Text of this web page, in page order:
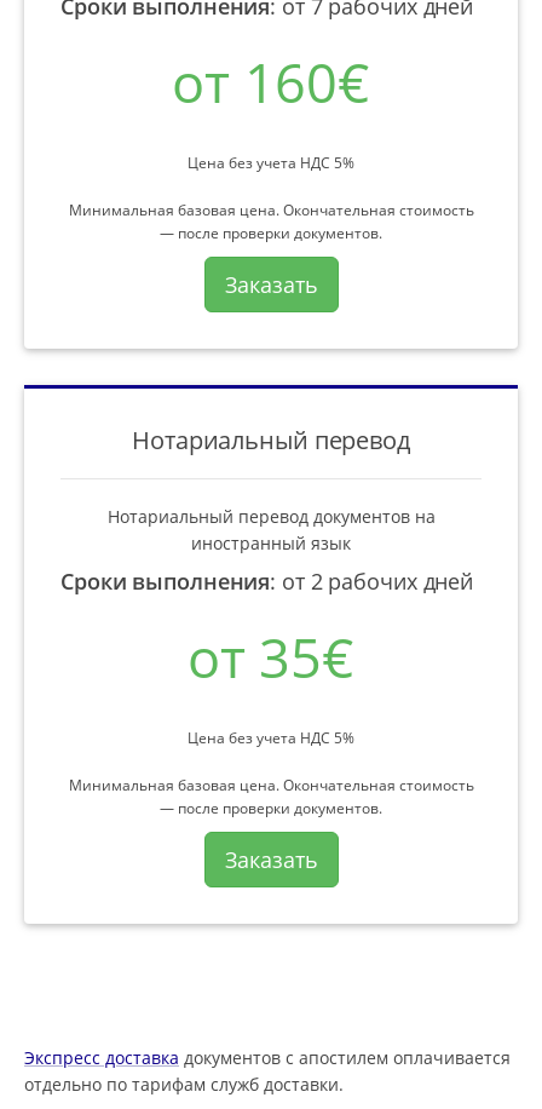
Сроки выполнения: от 7 рабочих дней
от 160€
Цена без учета НДС 5%
Минимальная базовая цена. Окончательная стоимость
— после проверки документов.
Заказать
Нотариальный перевод
Нотариальный перевод документов на
иностранный язык
Сроки выполнения: от 2 рабочих дней
от 35€
Цена без учета НДС 5%
Минимальная базовая цена. Окончательная стоимость
— после проверки документов.
Заказать
Экспресс доставка документов с апостилем оплачивается
отдельно по тарифам служб доставки.